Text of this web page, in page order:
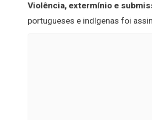
Violência, extermínio e
portugueses e indígenas foi